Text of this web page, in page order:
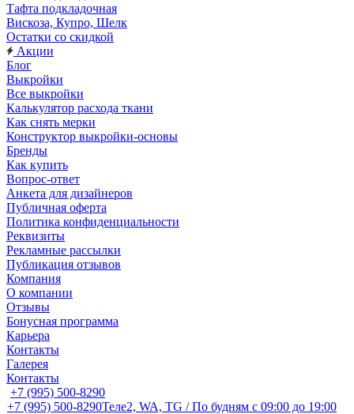
Тафта подкладочная
Вискоза, Купро, Шелк
Остатки со скидкой
Акции
Блог
Выкройки
Все выкройки
Калькулятор расхода ткани
Как снять мерки
Конструктор выкройки-основы
Бренды
Как купить
Вопрос-ответ
Анкета для дизайнеров
Публичная оферта
Политика конфиденциальности
Реквизиты
Рекламные рассылки
Публикация отзывов
Компания
О компании
Отзывы
Бонусная программа
Карьера
Контакты
Галерея
Контакты
+7 (995) 500-8290
+7 (995) 500-8290Теле2, WA, TG / По будням c 09:00 до 19:00